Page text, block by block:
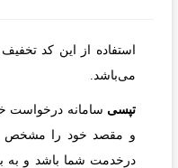
استفاده از این کد
می‌باشد.
تپسی سامانه درخواست
و مقصد خود را مشخص
درخدمت شما باشد و به